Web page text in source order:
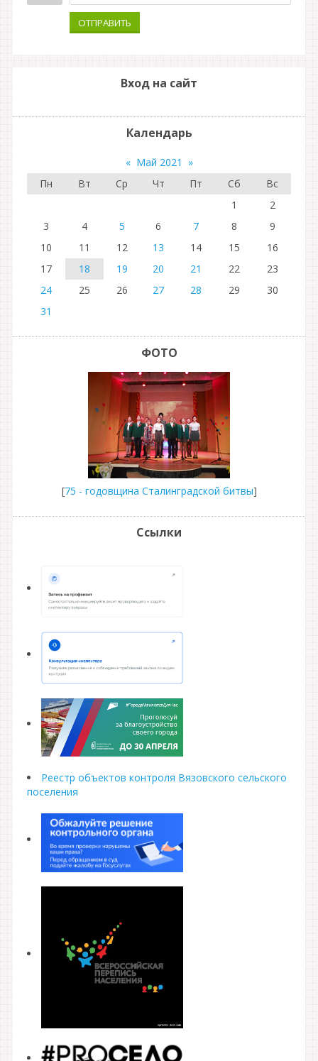
ОТПРАВИТЬ
Вход на сайт
Календарь
« Май 2021
»
Пн
Вт Ср Чт Пт Сб
Вс
1
2
3
4 5 6 7 8
9
10
11 12 13 14 15
16
17
18 19 20 21 22
23
24
25 26 27 28 29
30
31
ФОТО
[75 - годовщина Сталинградской битвы]
Ссылки
Реестр объектов контроля Вязовского сельского
поселения